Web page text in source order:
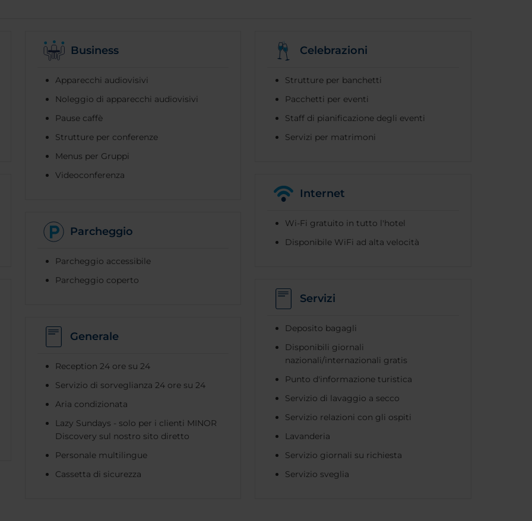
Business
Apparecchi audiovisivi
Noleggio di apparecchi audiovisivi
Pause caffè
Strutture per conferenze
Menus per Gruppi
Videoconferenza
Celebrazioni
Strutture per banchetti
Pacchetti per eventi
Staff di pianificazione degli eventi
Servizi per matrimoni
Internet
Wi-Fi gratuito in tutto l'hotel
Disponibile WiFi ad alta velocità
Parcheggio
Parcheggio accessibile
Parcheggio coperto
Servizi
Deposito bagagli
Disponibili giornali
nazionali/internazionali gratis
Punto d'informazione turistica
Servizio di lavaggio a secco
Servizio relazioni con gli ospiti
Lavanderia
Servizio giornali su richiesta
Servizio sveglia
Generale
Reception 24 ore su 24
Servizio di sorveglianza 24 ore su 24
Aria condizionata
Lazy Sundays - solo per i clienti MINOR
Discovery sul nostro sito diretto
Personale multilingue
Cassetta di sicurezza